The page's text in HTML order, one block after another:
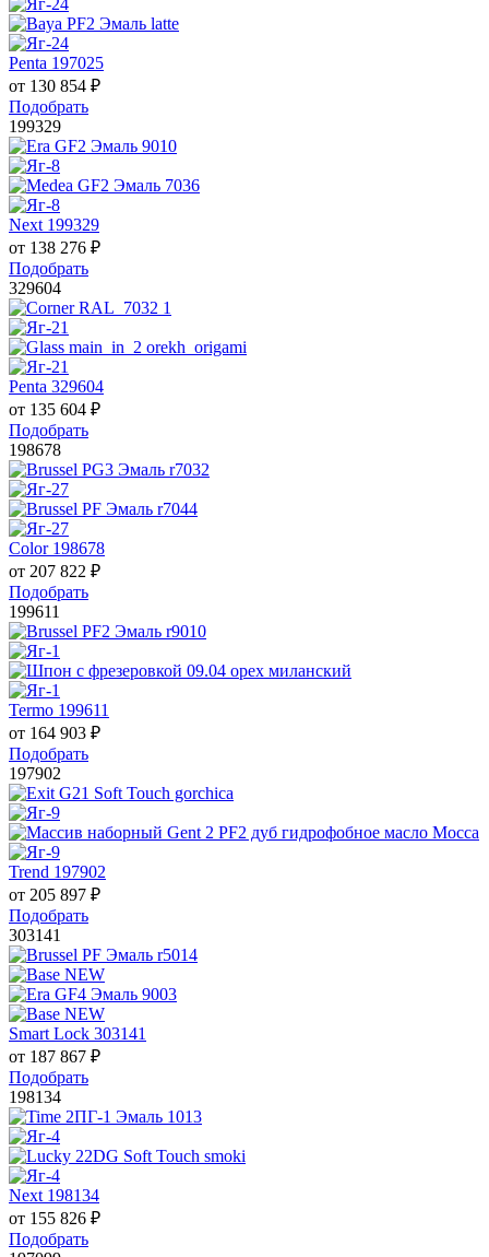
Penta 197025
от 130 854 ₽
Подобрать
199329
Next 199329
от 138 276 ₽
Подобрать
329604
Penta 329604
от 135 604 ₽
Подобрать
198678
Color 198678
от 207 822 ₽
Подобрать
199611
Termo 199611
от 164 903 ₽
Подобрать
197902
Trend 197902
от 205 897 ₽
Подобрать
303141
Smart Lock 303141
от 187 867 ₽
Подобрать
198134
Next 198134
от 155 826 ₽
Подобрать